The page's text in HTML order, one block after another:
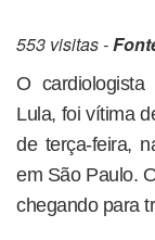
553 visitas -
O
Lula, foi vítima
de terça-feira,
em São Paulo.
chegando para